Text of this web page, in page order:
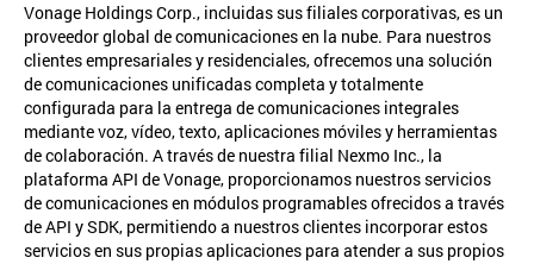
Vonage Holdings Corp., incluidas sus filiales corporativas, es un
proveedor global de comunicaciones en la nube. Para nuestros
clientes empresariales y residenciales, ofrecemos una solución
de comunicaciones unificadas completa y totalmente
configurada para la entrega de comunicaciones integrales
mediante voz, vídeo, texto, aplicaciones móviles y herramientas
de colaboración. A través de nuestra filial Nexmo Inc., la
plataforma API de Vonage, proporcionamos nuestros servicios
de comunicaciones en módulos programables ofrecidos a través
de API y SDK, permitiendo a nuestros clientes incorporar estos
servicios en sus propias aplicaciones para atender a sus propios